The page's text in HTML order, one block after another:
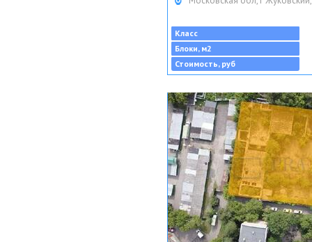
Класс
Блоки, м2
Стоимость, руб